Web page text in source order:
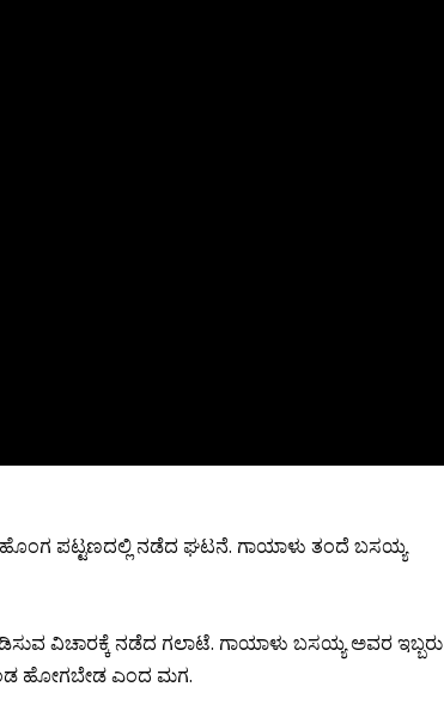
ಪಟ್ಟಣದಲ್ಲಿ ನಡೆದ ಘಟನೆ. ಗಾಯಾಳು ತಂದೆ ಬಸಯ್ಯ
ವಿಚಾರಕ್ಕೆ ನಡೆದ ಗಲಾಟೆ. ಗಾಯಾಳು ಬಸಯ್ಯ ಅವರ ಇಬ್ಬರು
ಹೋಗಬೇಡ ಎಂದ ಮಗ.